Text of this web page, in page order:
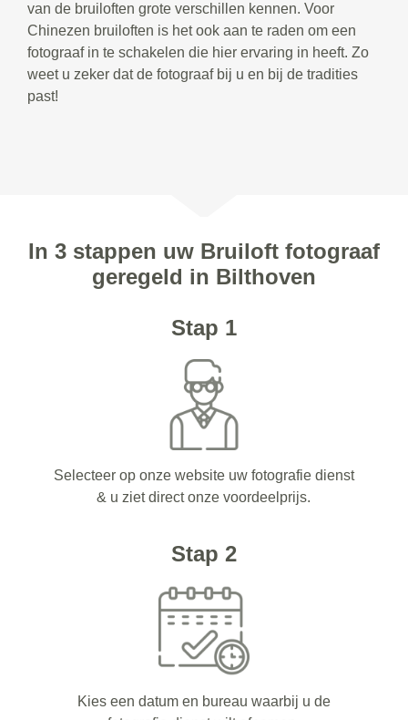
van de bruiloften grote verschillen kennen. Voor
Chinezen bruiloften is het ook aan te raden om een
fotograaf in te schakelen die hier ervaring in heeft. Zo
weet u zeker dat de fotograaf bij u en bij de tradities
past!
In 3 stappen uw Bruiloft fotograaf
geregeld in Bilthoven
Stap 1
Selecteer op onze website uw fotografie dienst
& u ziet direct onze voordeelprijs.
Stap 2
Kies een datum en bureau waarbij u de